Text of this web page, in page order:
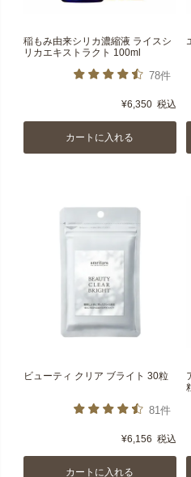
稲もみ由来シリカ濃縮液 ライスシ
リカエキストラクト 100ml
78件
¥6,350 税込
カートに入れる
ビューティ クリア ブライト 30粒
81件
¥6,156 税込
カートに入れる